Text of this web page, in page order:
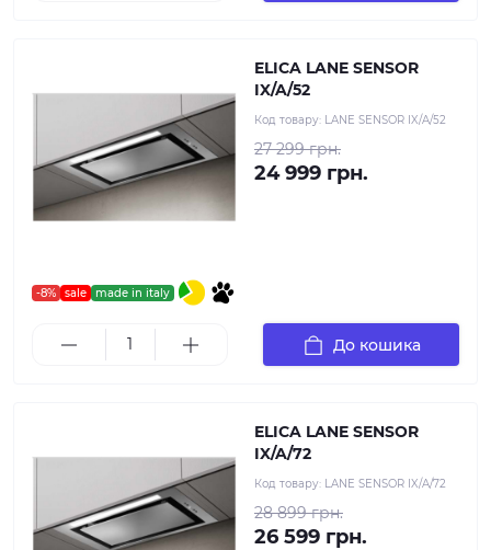
-8% sale made in italy
ELICA LANE SENSOR
IX/A/52
Код товару: LANE SENSOR IX/A/52
27 299 грн.
24 999 грн.
До кошика
ELICA LANE SENSOR
IX/A/72
Код товару: LANE SENSOR IX/A/72
28 899 грн.
26 599 грн.